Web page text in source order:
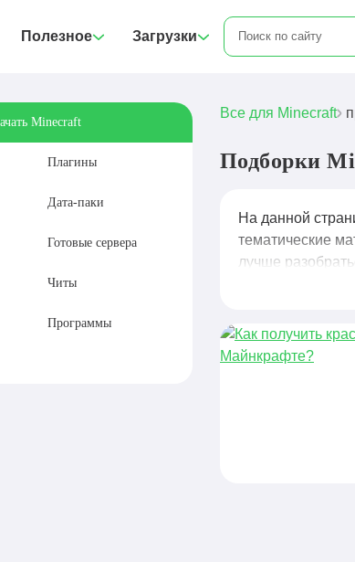
Полезное Загрузки
Minecraft
Плагины
Дата-паки
Готовые сервера
Читы
Программы
Все для Minecraft
Подборки
На данной
тематические
лучше